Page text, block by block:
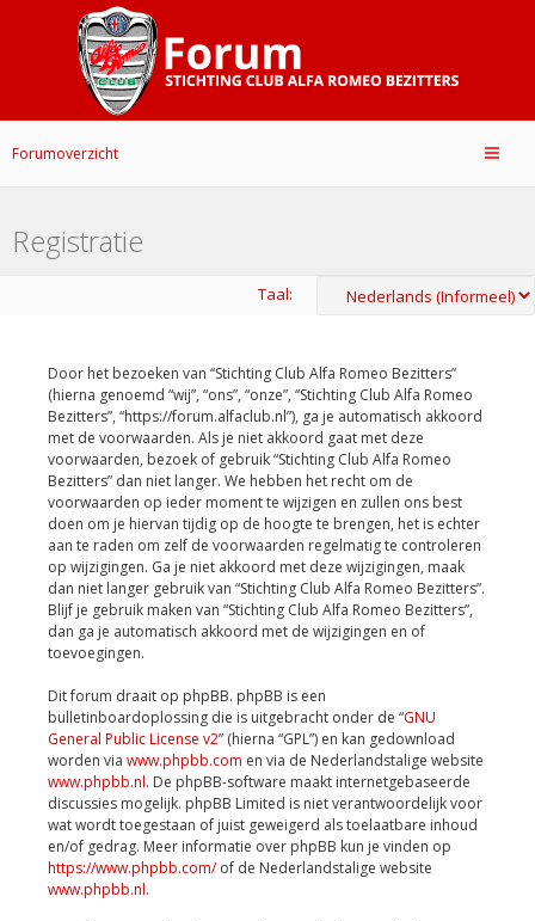
Forumoverzicht
Registratie
Taal:
Door het bezoeken van “Stichting Club Alfa Romeo Bezitters”
(hierna genoemd “wij”, “ons”, “onze”, “Stichting Club Alfa Romeo
Bezitters”, “https://forum.alfaclub.nl”), ga je automatisch akkoord
met de voorwaarden. Als je niet akkoord gaat met deze
voorwaarden, bezoek of gebruik “Stichting Club Alfa Romeo
Bezitters” dan niet langer. We hebben het recht om de
voorwaarden op ieder moment te wijzigen en zullen ons best
doen om je hiervan tijdig op de hoogte te brengen, het is echter
aan te raden om zelf de voorwaarden regelmatig te controleren
op wijzigingen. Ga je niet akkoord met deze wijzigingen, maak
dan niet langer gebruik van “Stichting Club Alfa Romeo Bezitters”.
Blijf je gebruik maken van “Stichting Club Alfa Romeo Bezitters”,
dan ga je automatisch akkoord met de wijzigingen en of
toevoegingen.
Dit forum draait op phpBB. phpBB is een
bulletinboardoplossing die is uitgebracht onder de “GNU
General Public License v2” (hierna “GPL”) en kan gedownload
worden via www.phpbb.com en via de Nederlandstalige website
www.phpbb.nl. De phpBB-software maakt internetgebaseerde
discussies mogelijk. phpBB Limited is niet verantwoordelijk voor
wat wordt toegestaan of juist geweigerd als toelaatbare inhoud
en/of gedrag. Meer informatie over phpBB kun je vinden op
https://www.phpbb.com/of de Nederlandstalige website
www.phpbb.nl.